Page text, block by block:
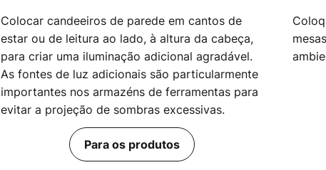
Colocar candeeiros de parede em cantos de
estar ou de leitura ao lado, à altura da cabeça,
para criar uma iluminação adicional agradável.
As fontes de luz adicionais são particularmente
importantes nos armazéns de ferramentas para
evitar a projeção de sombras excessivas.
Para os produtos